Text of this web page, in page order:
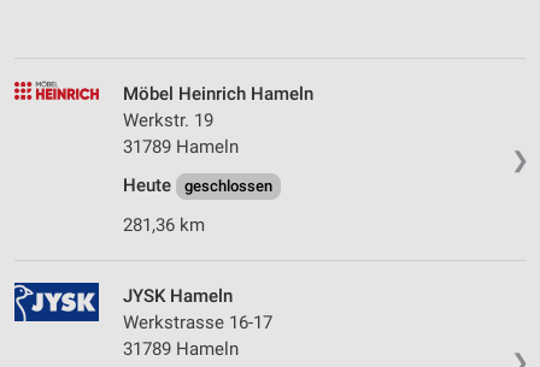
❯
Möbel Heinrich Hameln
Werkstr. 19
31789 Hameln
Heute
geschlossen
281,36 km
❯
JYSK Hameln
Werkstrasse 16-17
31789 Hameln